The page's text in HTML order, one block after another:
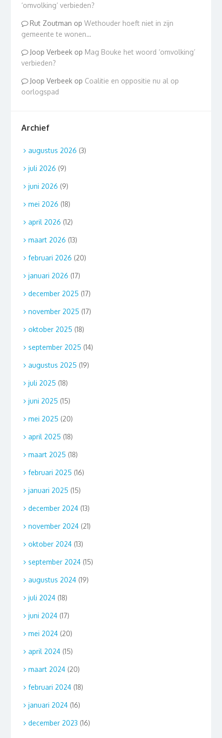
‘omvolking’ verbieden?
Rut Zoutman opWethouder hoeft niet in zijn
gemeente te wonen…
Joop Verbeek op Mag Bouke het woord ‘omvolking’
verbieden?
Joop Verbeek op Coalitie en oppositie nu al op
oorlogspad
Archief
augustus 2026 (3)
juli 2026 (9)
juni 2026 (9)
mei 2026 (18)
april 2026 (12)
maart 2026 (13)
februari 2026 (20)
januari 2026 (17)
december 2025 (17)
november 2025 (17)
oktober 2025 (18)
september 2025 (14)
augustus 2025 (19)
juli 2025 (18)
juni 2025 (15)
mei 2025 (20)
april 2025 (18)
maart 2025 (18)
februari 2025 (16)
januari 2025 (15)
december 2024(13)
november 2024(21)
oktober 2024(13)
september 2024(15)
augustus 2024(19)
juli 2024(18)
juni 2024(17)
mei 2024(20)
april 2024(15)
maart 2024(20)
februari 2024(18)
januari 2024(16)
december 2023 (16)